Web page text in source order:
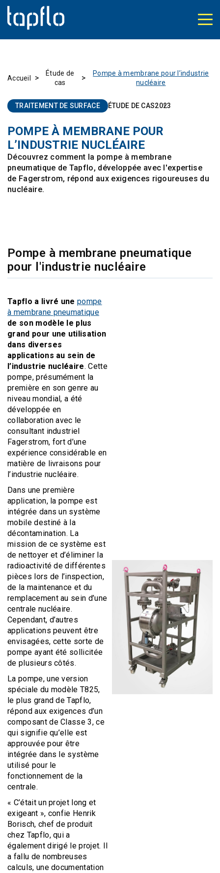
Accueil >
Étude de
cas
>
Pompe à membrane pour l’industrie
nucléaire
TRAITEMENT DE SURFACE ÉTUDE DE CAS2023
POMPE À MEMBRANE POUR
L’INDUSTRIE NUCLÉAIRE
Découvrez comment la pompe à membrane
pneumatique de Tapflo, développée avec l'expertise
de Fagerstrom, répond aux exigences rigoureuses du
nucléaire.
Pompe à membrane pneumatique
pour l'industrie nucléaire
Tapflo a livré unepompe
à membrane pneumatique
de son modèle le plus
grand pour une utilisation
dans diverses
applications au sein de
l’industrie nucléaire. Cette
pompe, présumément la
première en son genre au
niveau mondial, a été
développée en
collaboration avec le
consultant industriel
Fagerstrom, fort d’une
expérience considérable en
matière de livraisons pour
l’industrie nucléaire.
Dans une première
application, la pompe est
intégrée dans un système
mobile destiné à la
décontamination. La
mission de ce système est
de nettoyer et d’éliminer la
radioactivité de différentes
pièces lors de l’inspection,
de la maintenance et du
remplacement au sein d’une
centrale nucléaire.
Cependant, d’autres
applications peuvent être
envisagées, cette sorte de
pompe ayant été sollicitée
de plusieurs côtés.
La pompe, une version
spéciale du modèle T825,
le plus grand de Tapflo,
répond aux exigences d’un
composant de Classe 3, ce
qui signifie qu’elle est
approuvée pour être
intégrée dans le système
utilisé pour le
fonctionnement de la
centrale.
« C’était un projet long et
exigeant », confie Henrik
Borisch, chef de produit
chez Tapflo, qui a
également dirigé le projet. Il
a fallu de nombreuses
calculs, une documentation